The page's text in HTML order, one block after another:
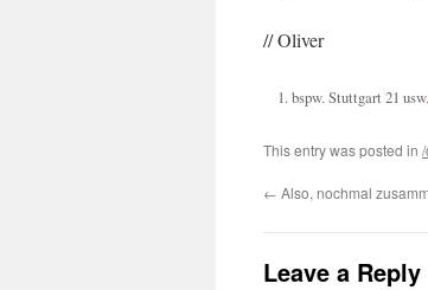
// Oliver
bspw. Stuttgart 21 usw.
This entry was posted in
← Also, nochmal
Leave a Reply